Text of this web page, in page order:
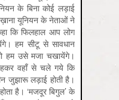
के बिना कोई लड़ाई
यूनियन के नेताओं ने
कि फिलहाल आप लोग
हम सीटू से सावधान
हम उसे मजा चखायेंगे।
वहाँ से चले गये कि
जुझारू लड़ाई होती है।
है। ‘मजदूर बिगुल’ के